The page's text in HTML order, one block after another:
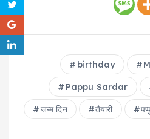
birthday
Pappu Sardar
जन्म दिन तैयारी